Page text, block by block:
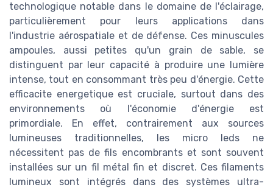
technologique notable dans le domaine de l'éclairage,
particulièrement pour leurs applications dans
l'industrie aérospatiale et de défense. Ces minuscules
ampoules, aussi petites qu'un grain de sable, se
distinguent par leur capacité à produire une lumière
intense, tout en consommant très peu d'énergie. Cette
efficacite energetique est cruciale, surtout dans des
environnements où l'économie d'énergie est
primordiale. En effet, contrairement aux sources
lumineuses traditionnelles, les micro leds ne
nécessitent pas de fils encombrants et sont souvent
installées sur un fil métal fin et discret. Ces filaments
lumineux sont intégrés dans des systèmes ultra-